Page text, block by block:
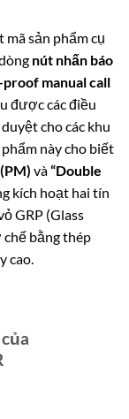
mã sản phẩm cụ
nút nhấn báo
manual call
được các điều
cho các khu
phẩm này cho biết
và“Double
kích hoạt hai tín
GRP (Glass
chế bằng thép
cao.